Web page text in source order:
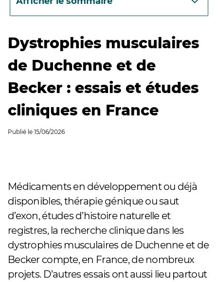
Dystrophies musculaires
de Duchenne et de
Becker : essais et études
cliniques en France
Publié le 15/06/2026
Médicaments en développement ou déjà
disponibles, thérapie génique ou saut
d’exon, études d’histoire naturelle et
registres, la recherche clinique dans les
dystrophies musculaires de Duchenne et de
Becker compte, en France, de nombreux
projets. D’autres essais ont aussi lieu partout